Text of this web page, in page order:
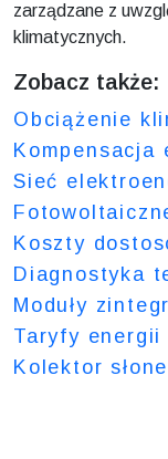
zarządzane z
klimatycznych.
Zobacz także:
Obciążenie
Kompensacja
Sieć
Koszty
Diagnostyka
Moduły
Taryfy energii
Kolektor